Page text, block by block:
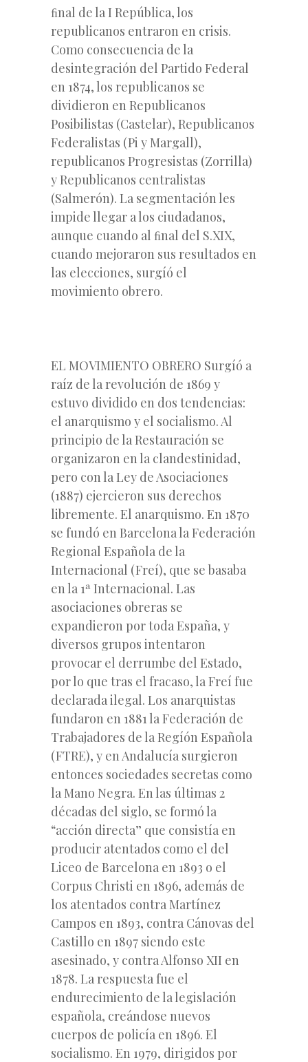
ﬁnal de la I República, los
republicanos entraron en crisis.
Como consecuencia de la
desintegración del Partido Federal
en 1874, los republicanos se
dividieron en Republicanos
Posibilistas (Castelar), Republicanos
Federalistas (Pi y Margall),
republicanos Progresistas (Zorrilla)
y Republicanos centralistas
(Salmerón). La segmentación les
impide llegar a los ciudadanos,
aunque cuando al ﬁnal del S.XIX,
cuando mejoraron sus resultados en
las elecciones, surgíó el
movimiento obrero.
EL MOVIMIENTO OBRERO Surgíó a
raíz de la revolución de 1869 y
estuvo dividido en dos tendencias:
el anarquismo y el socialismo. Al
principio de la Restauración se
organizaron en la clandestinidad,
pero con la Ley de Asociaciones
(1887) ejercieron sus derechos
libremente. El anarquismo. En 1870
se fundó en Barcelona la Federación
Regional Española de la
Internacional (Freí), que se basaba
en la 1ª Internacional. Las
asociaciones obreras se
expandieron por toda España, y
diversos grupos intentaron
provocar el derrumbe del Estado,
por lo que tras el fracaso, la Freí fue
declarada ilegal. Los anarquistas
fundaron en 1881 la Federación de
Trabajadores de la Regíón Española
(FTRE), y en Andalucía surgieron
entonces sociedades secretas como
la Mano Negra. En las últimas 2
décadas del siglo, se formó la
“acción directa” que consistía en
producir atentados como el del
Liceo de Barcelona en 1893 o el
Corpus Christi en 1896, además de
los atentados contra Martínez
Campos en 1893, contra Cánovas del
Castillo en 1897 siendo este
asesinado, y contra Alfonso XII en
1878. La respuesta fue el
endurecimiento de la legislación
española, creándose nuevos
cuerpos de policía en 1896. El
socialismo. En 1979, dirigidos por